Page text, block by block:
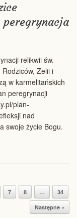
relikwii św.
Zelii i
w karmelitańskich
peregrynacji
plan-
nad
swoje życie Bogu.
7 8 …
34
Następne »